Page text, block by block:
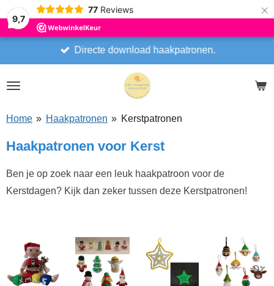
9,7
77 Reviews ×
Directe download haakpatronen.
Home » Haakpatronen » Kerstpatronen
Haakpatronen voor Kerst
Ben je op zoek naar een leuk haakpatroon voor de
Kerstdagen? Kijk dan zeker tussen deze Kerstpatronen!